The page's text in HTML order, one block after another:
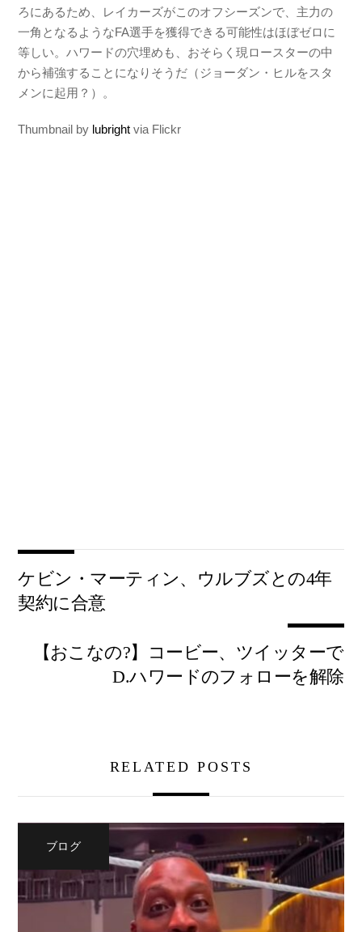
ろにあるため、レイカーズがこのオフシーズンで、主力の
一角となるようなFA選手を獲得できる可能性はほぼゼロに
等しい。ハワードの穴埋めも、おそらく現ロースターの中
から補強することになりそうだ（ジョーダン・ヒルをスタ
メンに起用？）。
Thumbnail by lubright via Flickr
ケビン・マーティン、ウルブズとの4年
契約に合意
【おこなの?】コービー、ツイッターで
D.ハワードのフォローを解除
RELATED POSTS
ブログ